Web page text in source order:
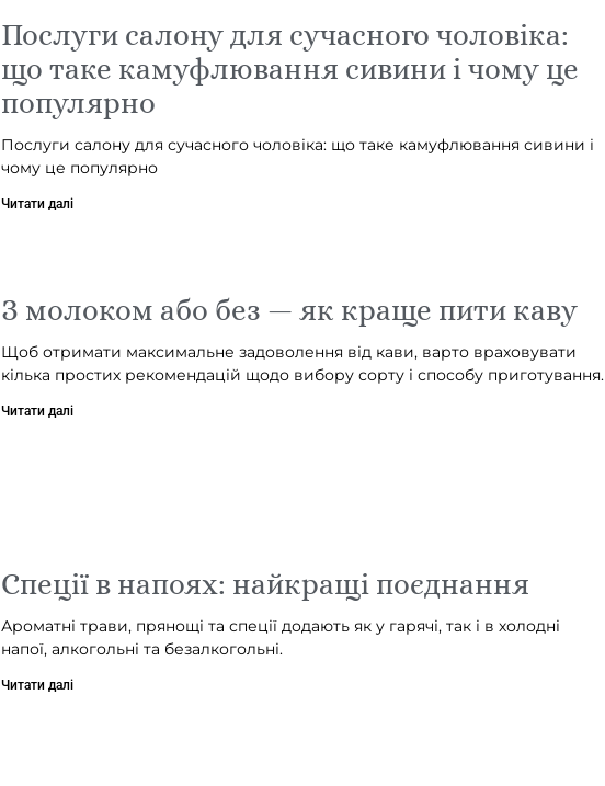
Послуги салону для сучасного чоловіка:
що таке камуфлювання сивини і чому це
популярно
Послуги салону для сучасного чоловіка: що таке камуфлювання сивини і
чому це популярно
Читати далі
З молоком або без — як краще пити каву
Щоб отримати максимальне задоволення від кави, варто враховувати
кілька простих рекомендацій щодо вибору сорту і способу приготування.
Читати далі
Спеції в напоях: найкращі поєднання
Ароматні трави, прянощі та спеції додають як у гарячі, так і в холодні
напої, алкогольні та безалкогольні.
Читати далі